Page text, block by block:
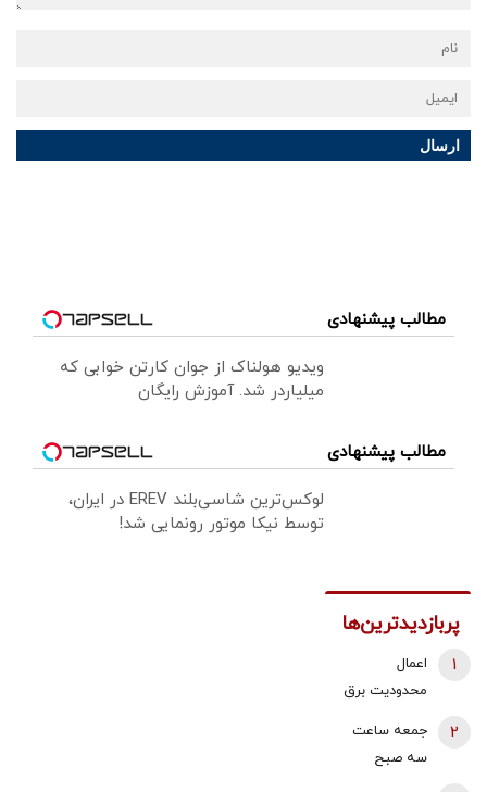
ارسال
مطالب پیشنهادی
ویدیو هولناک از جوان کارتن خوابی که
میلیاردر شد. آموزش رایگان
مطالب پیشنهادی
لوکس‌ترین شاسی‌بلند EREV در ایران،
توسط نیکا موتور رونمایی شد!
پربازدیدترین‌ها
اعمال
محدودیت برق
1
جمعه ساعت
سه صبح
2